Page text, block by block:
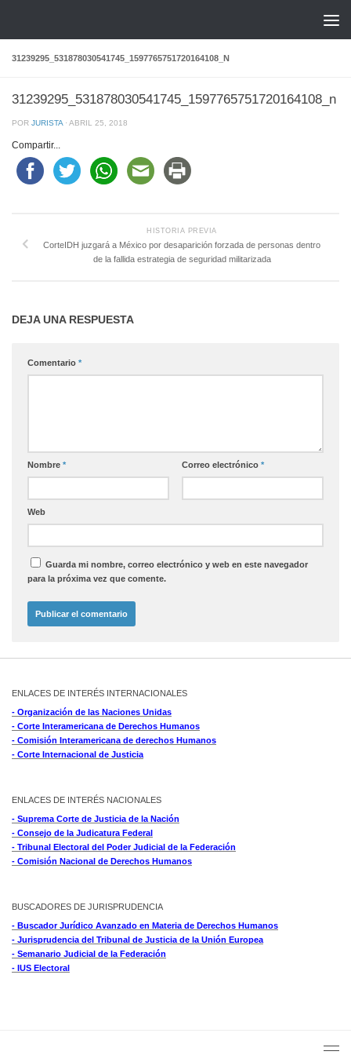
31239295_531878030541745_1597765751720164108_N
31239295_531878030541745_1597765751720164108_n
POR JURISTA · ABRIL 25, 2018
Compartir...
HISTORIA PREVIA
CorteIDH juzgará a México por desaparición forzada de personas dentro
de la fallida estrategia de seguridad militarizada
DEJA UNA RESPUESTA
Comentario *
Nombre * Correo electrónico *
Web
Guarda mi nombre, correo electrónico y web en este navegador
para la próxima vez que comente.
ENLACES DE INTERÉS INTERNACIONALES
- Organización de las Naciones Unidas
- Corte Interamericana de Derechos Humanos
- Comisión Interamericana de derechos Humanos
- Corte Internacional de Justicia
ENLACES DE INTERÉS NACIONALES
- Suprema Corte de Justicia de la Nación
- Consejo de la Judicatura Federal
- Tribunal Electoral del Poder Judicial de la Federación
- Comisión Nacional de Derechos Humanos
BUSCADORES DE JURISPRUDENCIA
- Buscador Jurídico Avanzado en Materia de Derechos Humanos
- Jurisprudencia del Tribunal de Justicia de la Unión Europea
- Semanario Judicial de la Federación
- IUS Electoral